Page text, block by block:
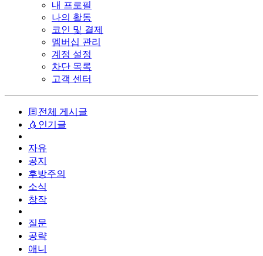
내 프로필
나의 활동
코인 및 결제
멤버십 관리
계정 설정
차단 목록
고객 센터
전체 게시글
인기글
자유
공지
후방주의
소식
창작
질문
공략
애니